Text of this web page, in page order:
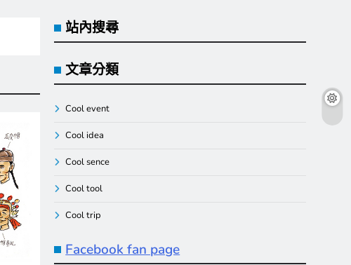
站內搜尋
文章分類
Cool event
Cool idea
Cool sence
Cool tool
Cool trip
Facebook fan page